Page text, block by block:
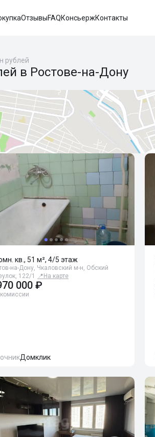
ОтзывыFAQКонсьержКонтакты
рублей
в Ростове-на-Дону
кв., 51 м², 4/5 этаж
на-Дону, Чкаловский м-н, Обский
122/1
📍 На карте
000 ₽
комиссии
Домклик